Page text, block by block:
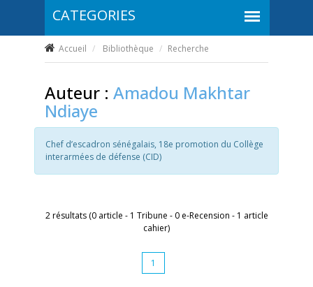
Accueil Bibliothèque Recherche
Auteur : Amadou Makhtar
Ndiaye
Chef d’escadron sénégalais, 18e promotion du Collège
interarmées de défense (CID)
2 résultats (0 article - 1 Tribune - 0 e-Recension - 1 article
cahier)
1